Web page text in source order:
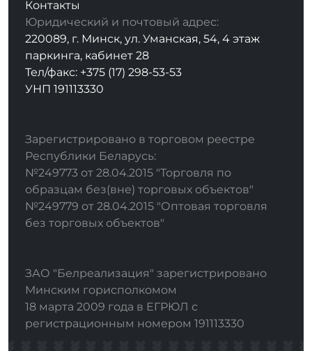
Контакты
Юридический и почтовый адрес:
220089, г. Минск, ул. Уманская, 54, 4 этаж
паркинга, кабинет 28
Тел/факс: +375 (17) 298-53-53
УНП 191113330
Зарегистрировано в торговом реестре
Республики Беларусь:
№249773 от 28.04.2015 "Торговля по
образцам без(вне) торговых объектов"
№249779 от 28.04.2015 "Оптовая торговля
без торговых объектов"
ЗАО "Белреализация" зарегистрировано
Минским горисполкомом
18 марта 2009 года в ЕГРЮЛ с
регистрационным номером 191113330